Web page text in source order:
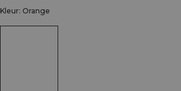
Kleur: Orange